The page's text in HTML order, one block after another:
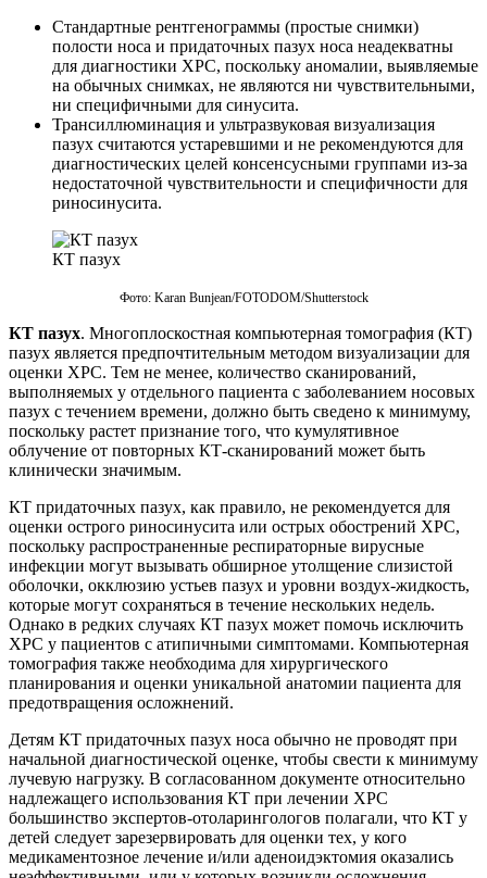
Стандартные рентгенограммы (простые снимки)
полости носа и придаточных пазух носа неадекватны
для диагностики ХРС, поскольку аномалии, выявляемые
на обычных снимках, не являются ни чувствительными,
ни специфичными для синусита.
Трансиллюминация и ультразвуковая визуализация
пазух считаются устаревшими и не рекомендуются для
диагностических целей консенсусными группами из-за
недостаточной чувствительности и специфичности для
риносинусита.
КТ пазух
Фото: Karan Bunjean/FOTODOM/Shutterstoсk
КТ пазух. Многоплоскостная компьютерная томография (КТ)
пазух является предпочтительным методом визуализации для
оценки ХРС. Тем не менее, количество сканирований,
выполняемых у отдельного пациента с заболеванием носовых
пазух с течением времени, должно быть сведено к минимуму,
поскольку растет признание того, что кумулятивное
облучение от повторных КТ-сканирований может быть
клинически значимым.
КТ придаточных пазух, как правило, не рекомендуется для
оценки острого риносинусита или острых обострений ХРС,
поскольку распространенные респираторные вирусные
инфекции могут вызывать обширное утолщение слизистой
оболочки, окклюзию устьев пазух и уровни воздух-жидкость,
которые могут сохраняться в течение нескольких недель.
Однако в редких случаях КТ пазух может помочь исключить
ХРС у пациентов с атипичными симптомами. Компьютерная
томография также необходима для хирургического
планирования и оценки уникальной анатомии пациента для
предотвращения осложнений.
Детям КТ придаточных пазух носа обычно не проводят при
начальной диагностической оценке, чтобы свести к минимуму
лучевую нагрузку. В согласованном документе относительно
надлежащего использования КТ при лечении ХРС
большинство экспертов-отоларингологов полагали, что КТ у
детей следует зарезервировать для оценки тех, у кого
медикаментозное лечение и/или аденоидэктомия оказались